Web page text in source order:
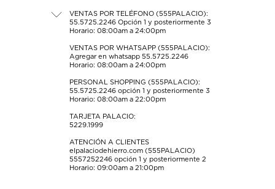
formularioformulario
de
formulario
de
formulario
de
formulario
de
envío.
VENTAS POR TELÉFONO (555PALACIO):
55.5725.2246 Opción 1 y posteriormente 3
Horario: 08:00am a 24:00pm
VENTAS POR WHATSAPP (555PALACIO):
Agregar en whatsapp 55.5725.2246
Horario: 08:00am a 24:00pm
PERSONAL SHOPPING (555PALACIO):
55.5725.2246 opción 1 y posteriormente 3
Horario: 08:00am a 22:00pm
TARJETA PALACIO:
5229.1999
ATENCIÓN A CLIENTES
elpalaciodehierro.com (555PALACIO)
5557252246 opción 1 y posteriormente 2
Horario: 09:00am a 21:00pm